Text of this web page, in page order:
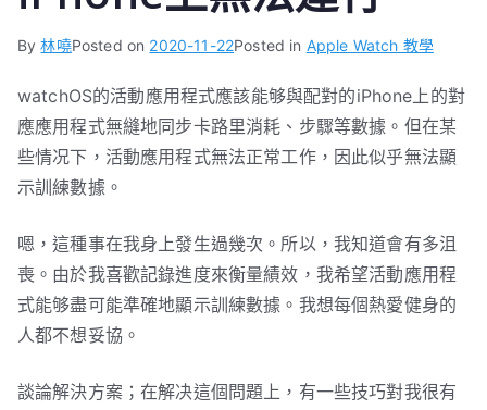
By林嘵Posted on 2020-11-22Posted in Apple Watch 教學
watchOS的活動應用程式應該能够與配對的iPhone上的對
應應用程式無縫地同步卡路里消耗、步驟等數據。但在某
些情况下，活動應用程式無法正常工作，因此似乎無法顯
示訓練數據。
嗯，這種事在我身上發生過幾次。所以，我知道會有多沮
喪。由於我喜歡記錄進度來衡量績效，我希望活動應用程
式能够盡可能準確地顯示訓練數據。我想每個熱愛健身的
人都不想妥協。
談論解決方案；在解决這個問題上，有一些技巧對我很有